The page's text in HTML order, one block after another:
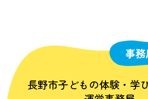
事
長野市子どもの体験・学